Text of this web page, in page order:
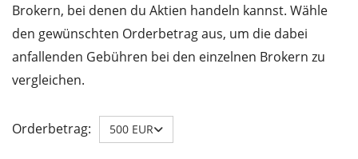
Brokern, bei denen du Aktien handeln kannst. Wähle
den gewünschten Orderbetrag aus, um die dabei
anfallenden Gebühren bei den einzelnen Brokern zu
vergleichen.
Orderbetrag: 500 EUR